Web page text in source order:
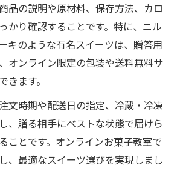
品の説明や原材料、保存方法、カロ
かり確認することです。特に、ニル
キのような有名スイーツは、贈答用
オンライン限定の包装や送料無料サ
きます。
文時期や配送日の指定、冷蔵・冷凍
、贈る相手にベストな状態で届けら
ことです。オンラインお菓子教室で
、最適なスイーツ選びを実現しまし